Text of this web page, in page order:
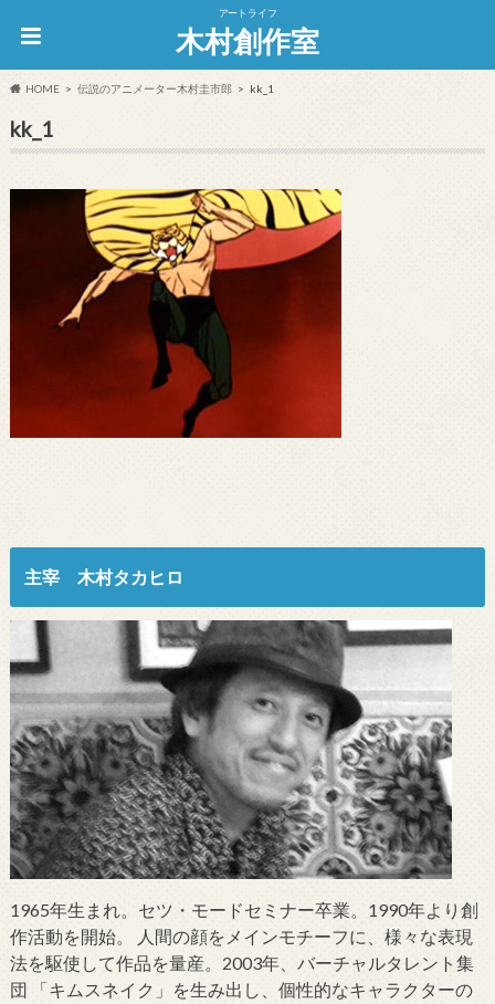
アートライフ
木村創作室
HOME 伝説のアニメーター木村圭市郎 kk_1
kk_1
主宰 木村タカヒロ
1965年生まれ。セツ・モードセミナー卒業。1990年より創
作活動を開始。 人間の顔をメインモチーフに、様々な表現
法を駆使して作品を量産。2003年、バーチャルタレント集
団 「キムスネイク」を生み出し、個性的なキャラクターの